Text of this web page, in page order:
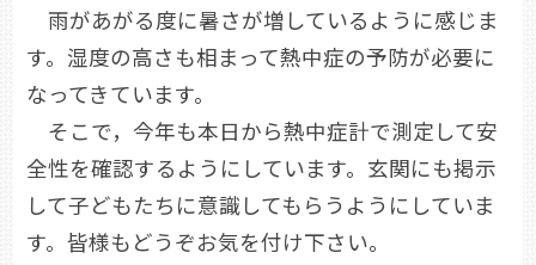
雨があがる度に暑さが増しているように感じま
す。湿度の高さも相まって熱中症の予防が必要に
なってきています。
そこで，今年も本日から熱中症計で測定して安
全性を確認するようにしています。玄関にも掲示
して子どもたちに意識してもらうようにしていま
す。皆様もどうぞお気を付け下さい。